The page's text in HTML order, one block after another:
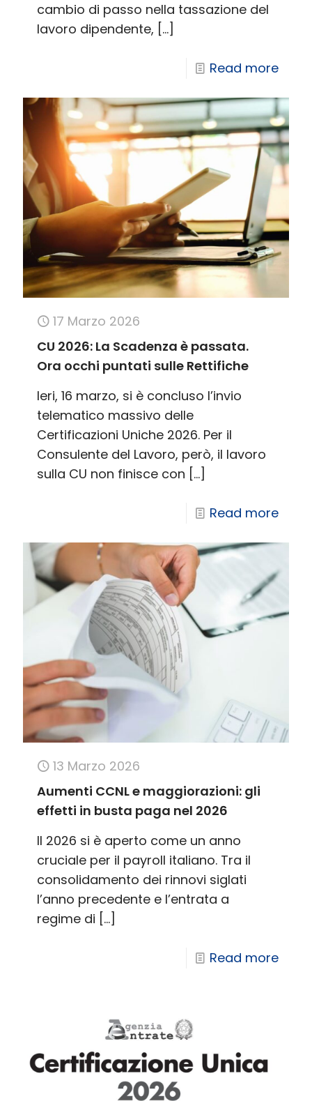
cambio di passo nella tassazione del
lavoro dipendente, […]
Read more
17 Marzo 2026
CU 2026: La Scadenza è passata.
Ora occhi puntati sulle Rettifiche
Ieri, 16 marzo, si è concluso l’invio
telematico massivo delle
Certificazioni Uniche 2026. Per il
Consulente del Lavoro, però, il lavoro
sulla CU non finisce con […]
Read more
13 Marzo 2026
Aumenti CCNL e maggiorazioni: gli
effetti in busta paga nel 2026
Il 2026 si è aperto come un anno
cruciale per il payroll italiano. Tra il
consolidamento dei rinnovi siglati
l’anno precedente e l’entrata a
regime di […]
Read more